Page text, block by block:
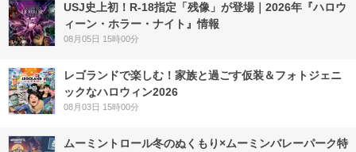
USJ史上初！R-18指定「残像」が登場｜2026年『ハロウ
ィーン・ホラー・ナイト』情報
08月05日 15時00分
レゴランドで楽しむ！家族と過ごす仮装＆フォトジェニ
ックなハロウィン2026
08月03日 15時00分
ムーミントロール冬のぬくもり×ムーミンバレーパーク特